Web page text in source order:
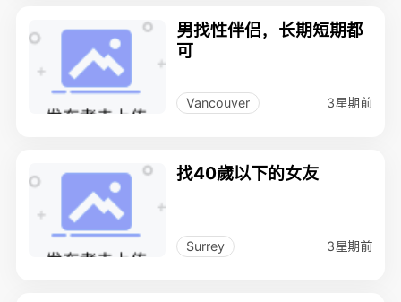
男找性伴侣，长期短期都
可
Vancouver 3星期前
找40歲以下的女友
Surrey 3星期前